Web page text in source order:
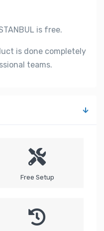
is free.
is done completely
teams.
Free Setup